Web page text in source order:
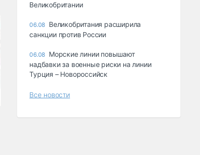
Великобритании
06.08 Великобритания расширила
санкции против России
06.08 Морские линии повышают
надбавки за военные риски на линии
Турция – Новороссийск
Все новости